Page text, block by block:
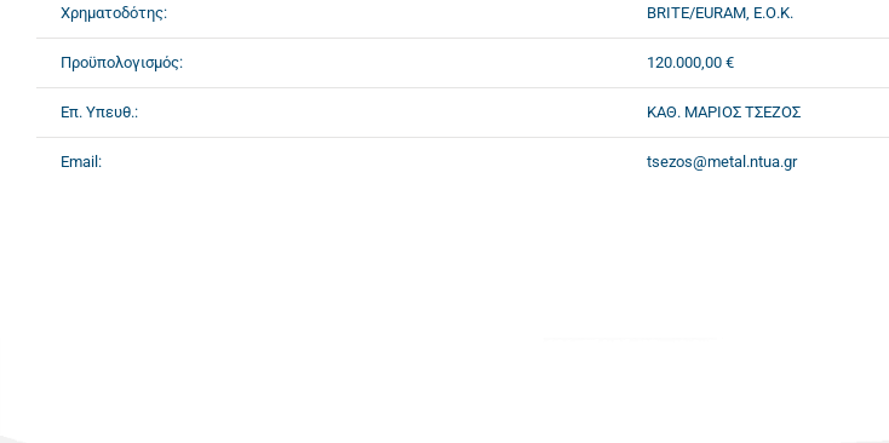
Χρηματοδότης: BRITE/EURAM, Ε.Ο.Κ.
Προϋπολογισμός: 120.000,00 €
Επ. Υπευθ.: ΚΑΘ. ΜΑΡΙΟΣ ΤΣΕΖΟΣ
Email: tsezos@metal.ntua.gr